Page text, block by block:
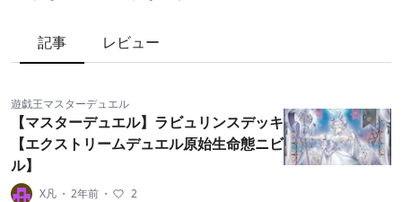
記事 レビュー
遊戯王マスターデュエル
【マスターデュエル】ラビュリンスデッキ
【エクストリームデュエル原始生命態ニビ
ル】
X凡 ・ 2年前 ・ 2